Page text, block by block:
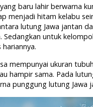
baru lahir berwarna
menjadi hitam kelabu
lutung Jawa jantan
Sedangkan untuk
mempunyai ukuran
hampir sama. Pada
punggung lutung Jawa